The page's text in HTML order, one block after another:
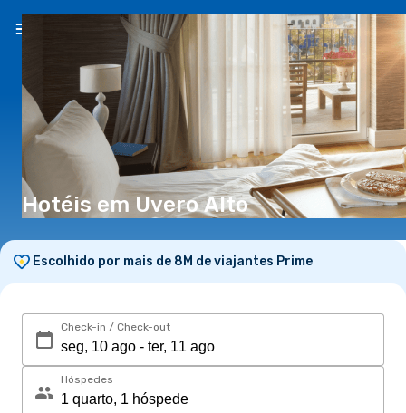
PT(€)
Hotéis em Uvero Alto
Escolhido por mais de 8M de viajantes Prime
Check-in / Check-out
Hóspedes